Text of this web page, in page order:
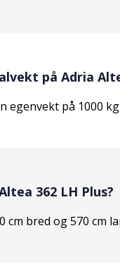
på Adria
egenvekt på 1000
362 LH Plus?
cm bred og570 cm